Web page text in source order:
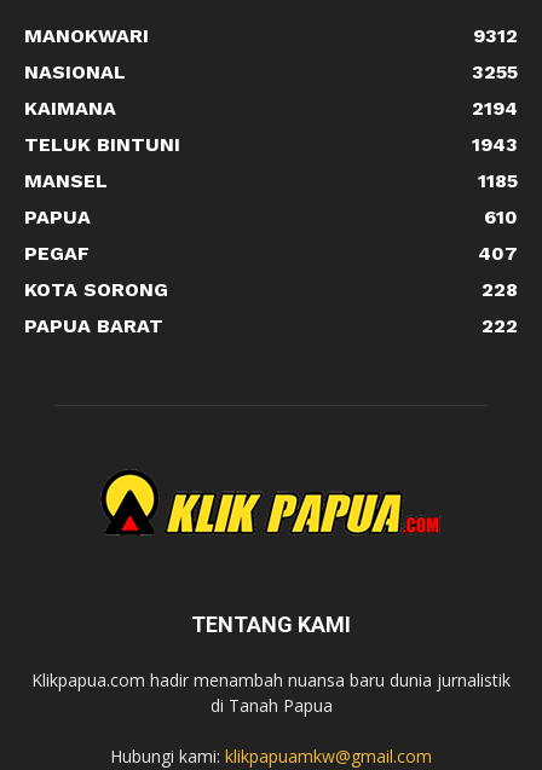
MANOKWARI
9312
NASIONAL
3255
KAIMANA
2194
TELUK BINTUNI
1943
MANSEL
1185
PAPUA
610
PEGAF
407
KOTA SORONG
228
PAPUA BARAT
222
TENTANG KAMI
Klikpapua.com hadir menambah nuansa baru dunia jurnalistik
di Tanah Papua
Hubungi kami: klikpapuamkw@gmail.com